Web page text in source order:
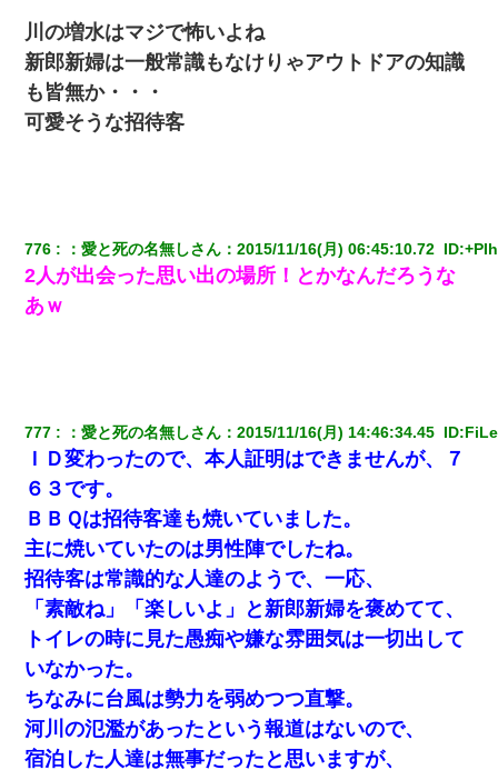
男だけどリベンジポノレノの被害者になって未だに人生が立ち直
せない
さっき嫁から、「愛しています」ってメールが届いた。俺も「愛
してます」って送ったら
３２歳俺「ずっと好きでした！！付き合って下さい！」 ２５歳
彼女「うん！！絶対幸せになろうね！！！！」 → ７年後ｗｗ
ｗｗｗ
隣の部屋の住民の母親、オートロックを突破してマンションに入
り込んできたみたいで、ずっとドアの前で喚いてて滅茶苦茶うる
さかった。
高1のとき男に襲われ、不妊の叔母に頼まれて出産。→叔母夫婦が
養子縁組してアメリカに子供を連れ帰った。→9・11で叔母夫婦が
亡くなってしまい…
【衝撃】婚約者「兄と結婚はするけど嫁入りするわけじゃない。
お互い干渉はしないようにしましょう」→ その後に結納金の話を
したので、母が・・・
この母親は娘の黒歴史を掘り出さないと死ぬんか？ 死ぬんか？
川の増水はマジで怖いよね
新郎新婦は一般常識もなけりゃアウトドアの知識
も皆無か・・・
可愛そうな招待客
776 ：愛と死の名無しさん ：2015/11/16(月) 06:45:10.72 ID:
2人が出会った思い出の場所！とかなんだろうな
あｗ
777 ：愛と死の名無しさん ：2015/11/16(月) 14:46:34.45 ID:
ＩＤ変わったので、本人証明はできませんが、７
６３です。
ＢＢＱは招待客達も焼いていました。
主に焼いていたのは男性陣でしたね。
招待客は常識的な人達のようで、一応、
「素敵ね」「楽しいよ」と新郎新婦を褒めてて、
トイレの時に見た愚痴や嫌な雰囲気は一切出して
いなかった。
ちなみに台風は勢力を弱めつつ直撃。
河川の氾濫があったという報道はないので、
宿泊した人達は無事だったと思いますが、